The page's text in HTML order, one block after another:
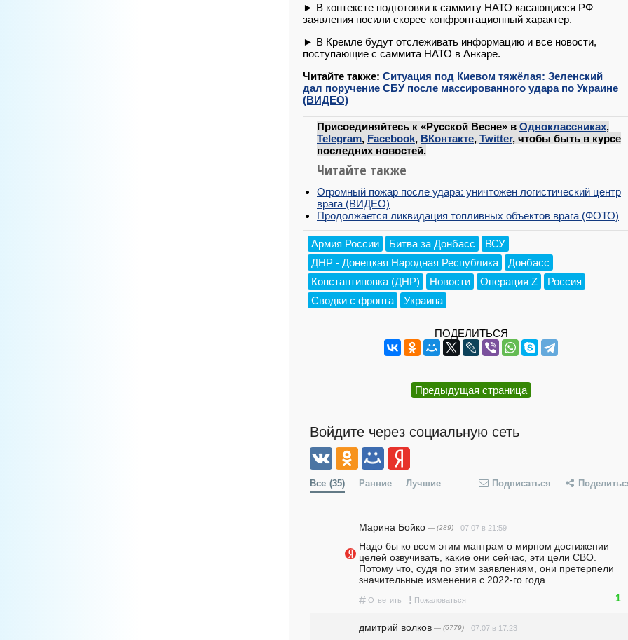
► В контексте подготовки к саммиту НАТО касающиеся РФ
заявления носили скорее конфронтационный характер.
► В Кремле будут отслеживать информацию и все новости,
поступающие с саммита НАТО в Анкаре.
Читайте также: Ситуация под Киевом тяжёлая: Зеленский
дал поручение СБУ после массированного удара по Украине
(ВИДЕО)
Присоединяйтесь к «Русской Весне» в Одноклассниках,
Telegram, Facebook, ВКонтакте, Twitter, чтобы быть в курсе
последних новостей.
Читайте также
Огромный пожар после удара: уничтожен логистический центр
врага (ВИДЕО)
Продолжается ликвидация топливных объектов врага (ФОТО)
Армия России Битва за Донбасс
ВСУ
ДНР - Донецкая Народная Республика
Донбасс
Константиновка (ДНР)
Новости Операция Z
Россия
Сводки с фронта
Украина
ПОДЕЛИТЬСЯ
Предыдущая страница
Войдите через социальную сеть
Все (35) Ранние Лучшие Подписаться
Марина Бойко — (289) 07.07 в 21:59
Надо бы ко всем этим мантрам о мирном достижении
целей озвучивать, какие они сейчас, эти цели СВО.
Потому что, судя по этим заявлениям, они претерпели
значительные изменения с 2022-го года.
# Ответить ! Пожаловаться 1
дмитрий волков — (6779) 07.07 в 17:23